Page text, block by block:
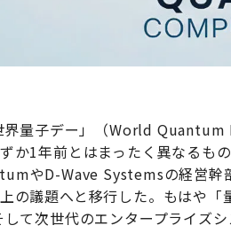
量子デー」（World Quantum
か1年前とはまったく異なるも
やD-Wave Systemsの経営幹
の議題へと移行した。もはや
て次世代のエンタープライズ